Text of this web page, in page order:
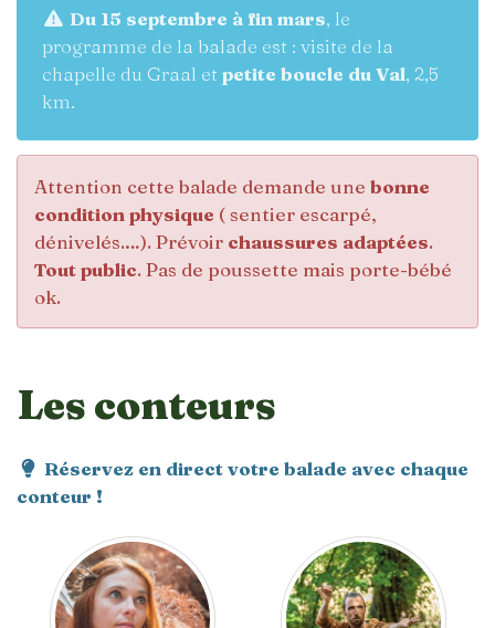
Du 15 septembre à fin mars, le
programme de la balade est : visite de la
chapelle du Graal et petite boucle du Val, 2,5
km.
Attention cette balade demande une bonne
condition physique ( sentier escarpé,
dénivelés.…). Prévoir chaussures adaptées.
Tout public. Pas de poussette mais porte-bébé
ok.
Les conteurs
Réservez en direct votre balade avec chaque
conteur !